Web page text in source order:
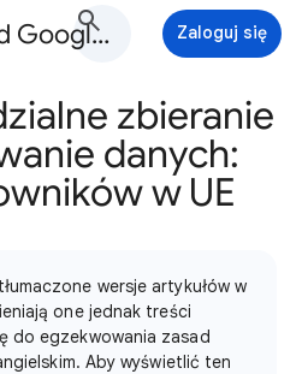
Centrum zasad Google Ads - Pomoc Zaloguj się
zbieranie
danych:
w UE
wersje artykułów w
one jednak treści
do egzekwowania zasad
Aby wyświetlić ten